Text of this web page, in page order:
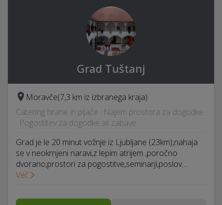
Grad Tuštanj
Moravče(7,3 km iz izbranega kraja)
Catering hrane in pijače · Najem prostora za dogodke
· Pogostitev za dogodke ali zabave
Grad je le 20 minut vožnje iz Ljubljane (23km),nahaja
se v neokrnjeni naravi,z lepim atrijem ,poročno
dvorano,prostori za pogostitve,seminarji,poslov…
Več